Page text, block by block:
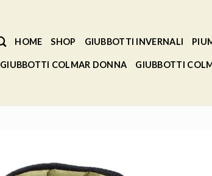
HOME SHOP GIUBBOTTI INVERNALI
GIUBBOTTI COLMAR DONNA GIUBBOTTI